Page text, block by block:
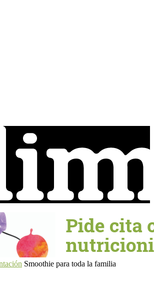
Smoothie para toda la familia